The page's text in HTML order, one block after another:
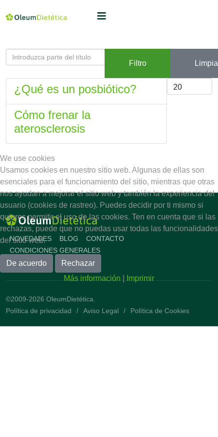
Introduzca parte del título
Filtro
Cantidad
¿Qué es un posbiótico?
Cómo frenar la
aterosclerosis
NOVEDADES BLOG
CONTACTO
CONDICIONES GENERALES
©2009-2026 OleumDietética.
Política de privacidad
Aviso Legal Política de Cookies
We use cookies
Usamos cookies en nuestro sitio web. Algunas de ellas son
esenciales para el funcionamiento del sitio, mientras que otras
nos ayudan a mejorar el sitio web y también la experiencia del
usuario (cookies de rastreo). Puedes decidir por ti mismo si
quieres permitir el uso de las cookies. Ten en cuenta que si las
rechazas, puede que no puedas usar todas las funcionalidades
del sitio web.
De acuerdo
Rechazar
Más información
Imprimir